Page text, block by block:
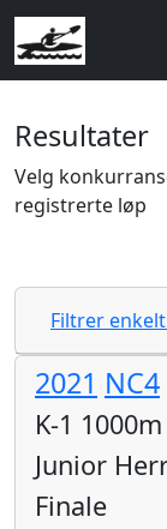
Resultater
Velg
registrerte løp
Filtrer
2021 NC4
K-1 1000m
Junior
Finale